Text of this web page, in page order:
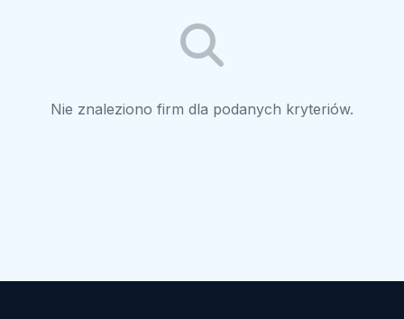
Nie znaleziono firm dla podanych kryteriów.